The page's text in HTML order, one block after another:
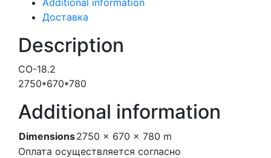
Additional information
Доставка
Description
СО-18.2
2750*670*780
Additional information
Dimensions2750 × 670 × 780 m
Оплата осуществляется согласно